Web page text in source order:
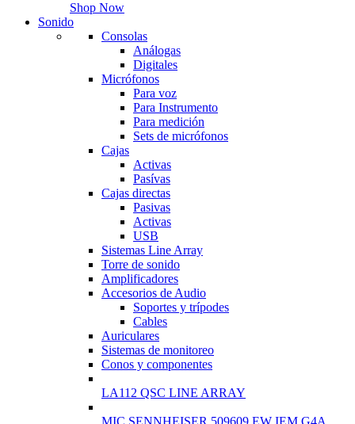
Shop Now
Sonido
Consolas
Análogas
Digitales
Micrófonos
Para voz
Para Instrumento
Para medición
Sets de micrófonos
Cajas
Activas
Pasívas
Cajas directas
Pasivas
Activas
USB
Sistemas Line Array
Torre de sonido
Amplificadores
Accesorios de Audio
Soportes y trípodes
Cables
Auriculares
Sistemas de monitoreo
Conos y componentes
LA112 QSC LINE ARRAY